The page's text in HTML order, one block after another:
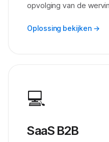
opvolging van de
Oplossing bekijken →
💻
SaaS B2B